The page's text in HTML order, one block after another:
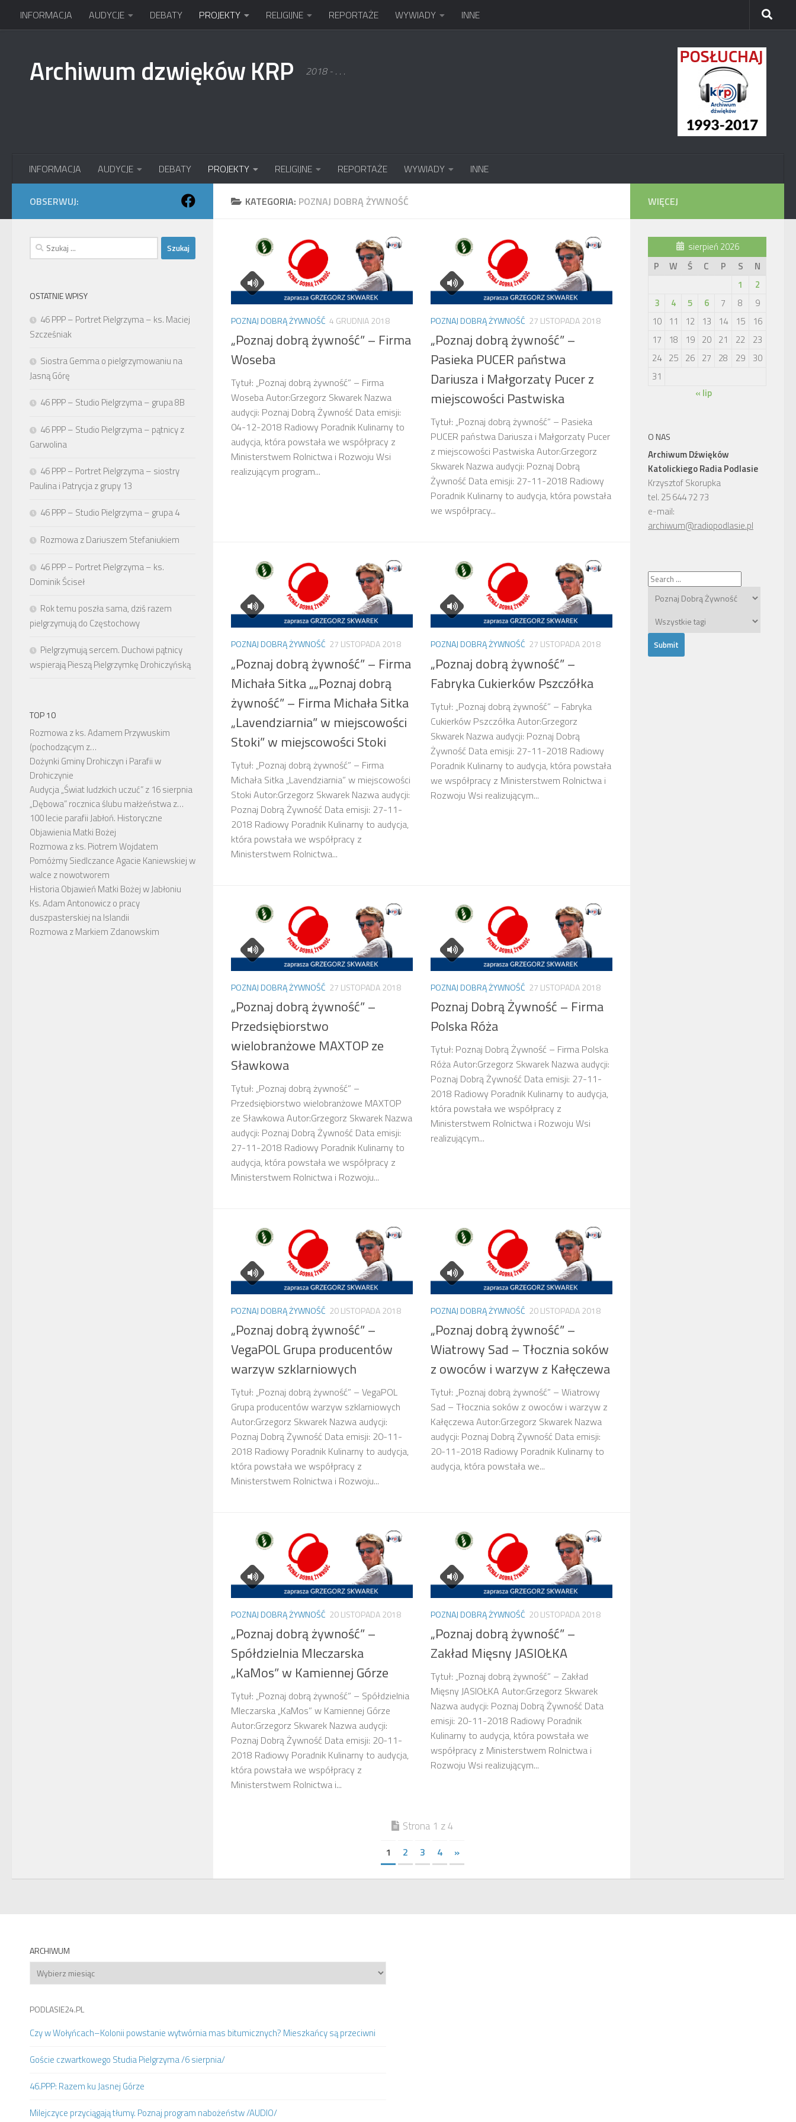
Przejdź do treści
INFORMACJA AUDYCJE DEBATY PROJEKTY RELIGIJNE REPORTAŻE WYWIADY INNE
Archiwum dzwięków KRP 2018 - . . .
INFORMACJA AUDYCJE DEBATY PROJEKTY RELIGIJNE REPORTAŻE WYWIADY INNE
KATEGORIA: POZNAJ DOBRĄ ŻYWNOŚĆ
POZNAJ DOBRĄ ŻYWNOŚĆ 4 GRUDNIA 2018
„Poznaj dobrą żywność” – Firma
Woseba
Tytuł: „Poznaj dobrą żywność” – Firma
Woseba Autor:Grzegorz Skwarek Nazwa
audycji: Poznaj Dobrą Żywność Data emisji:
04-12-2018 Radiowy Poradnik Kulinarny to
audycja, która powstała we współpracy z
Ministerstwem Rolnictwa i Rozwoju Wsi
realizującym program...
POZNAJ DOBRĄ ŻYWNOŚĆ 27 LISTOPADA 2018
„Poznaj dobrą żywność” –
Pasieka PUCER państwa
Dariusza i Małgorzaty Pucer z
miejscowości Pastwiska
Tytuł: „Poznaj dobrą żywność” – Pasieka
PUCER państwa Dariusza i Małgorzaty Pucer
z miejscowości Pastwiska Autor:Grzegorz
Skwarek Nazwa audycji: Poznaj Dobrą
Żywność Data emisji: 27-11-2018 Radiowy
Poradnik Kulinarny to audycja, która powstała
we współpracy...
POZNAJ DOBRĄ ŻYWNOŚĆ 27 LISTOPADA 2018
„Poznaj dobrą żywność” – Firma
Michała Sitka „„Poznaj dobrą
żywność” – Firma Michała Sitka
„Lavendziarnia” w miejscowości
Stoki” w miejscowości Stoki
Tytuł: „Poznaj dobrą żywność” – Firma
Michała Sitka „Lavendziarnia” w miejscowości
Stoki Autor:Grzegorz Skwarek Nazwa audycji:
Poznaj Dobrą Żywność Data emisji: 27-11-
2018 Radiowy Poradnik Kulinarny to audycja,
która powstała we współpracy z
Ministerstwem Rolnictwa...
POZNAJ DOBRĄ ŻYWNOŚĆ 27 LISTOPADA 2018
„Poznaj dobrą żywność” –
Fabryka Cukierków Pszczółka
Tytuł: „Poznaj dobrą żywność” – Fabryka
Cukierków Pszczółka Autor:Grzegorz
Skwarek Nazwa audycji: Poznaj Dobrą
Żywność Data emisji: 27-11-2018 Radiowy
Poradnik Kulinarny to audycja, która powstała
we współpracy z Ministerstwem Rolnictwa i
Rozwoju Wsi realizującym...
POZNAJ DOBRĄ ŻYWNOŚĆ 27 LISTOPADA 2018
„Poznaj dobrą żywność” –
Przedsiębiorstwo
wielobranżowe MAXTOP ze
Sławkowa
Tytuł: „Poznaj dobrą żywność” –
Przedsiębiorstwo wielobranżowe MAXTOP
ze Sławkowa Autor:Grzegorz Skwarek Nazwa
audycji: Poznaj Dobrą Żywność Data emisji:
27-11-2018 Radiowy Poradnik Kulinarny to
audycja, która powstała we współpracy z
Ministerstwem Rolnictwa i Rozwoju...
POZNAJ DOBRĄ ŻYWNOŚĆ 27 LISTOPADA 2018
Poznaj Dobrą Żywność – Firma
Polska Róża
Tytuł: Poznaj Dobrą Żywność – Firma Polska
Róża Autor:Grzegorz Skwarek Nazwa audycji:
Poznaj Dobrą Żywność Data emisji: 27-11-
2018 Radiowy Poradnik Kulinarny to audycja,
która powstała we współpracy z
Ministerstwem Rolnictwa i Rozwoju Wsi
realizującym...
POZNAJ DOBRĄ ŻYWNOŚĆ 20 LISTOPADA 2018
„Poznaj dobrą żywność” –
VegaPOL Grupa producentów
warzyw szklarniowych
Tytuł: „Poznaj dobrą żywność” – VegaPOL
Grupa producentów warzyw szklarniowych
Autor:Grzegorz Skwarek Nazwa audycji:
Poznaj Dobrą Żywność Data emisji: 20-11-
2018 Radiowy Poradnik Kulinarny to audycja,
która powstała we współpracy z
Ministerstwem Rolnictwa i Rozwoju...
POZNAJ DOBRĄ ŻYWNOŚĆ 20 LISTOPADA 2018
„Poznaj dobrą żywność” –
Wiatrowy Sad – Tłocznia soków
z owoców i warzyw z Kałęczewa
Tytuł: „Poznaj dobrą żywność” – Wiatrowy
Sad – Tłocznia soków z owoców i warzyw z
Kałęczewa Autor:Grzegorz Skwarek Nazwa
audycji: Poznaj Dobrą Żywność Data emisji:
20-11-2018 Radiowy Poradnik Kulinarny to
audycja, która powstała we...
POZNAJ DOBRĄ ŻYWNOŚĆ 20 LISTOPADA 2018
„Poznaj dobrą żywność” –
Spółdzielnia Mleczarska
„KaMos” w Kamiennej Górze
Tytuł: „Poznaj dobrą żywność” – Spółdzielnia
Mleczarska „KaMos” w Kamiennej Górze
Autor:Grzegorz Skwarek Nazwa audycji:
Poznaj Dobrą Żywność Data emisji: 20-11-
2018 Radiowy Poradnik Kulinarny to audycja,
która powstała we współpracy z
Ministerstwem Rolnictwa i...
POZNAJ DOBRĄ ŻYWNOŚĆ 20 LISTOPADA 2018
„Poznaj dobrą żywność” –
Zakład Mięsny JASIOŁKA
Tytuł: „Poznaj dobrą żywność” – Zakład
Mięsny JASIOŁKA Autor:Grzegorz Skwarek
Nazwa audycji: Poznaj Dobrą Żywność Data
emisji: 20-11-2018 Radiowy Poradnik
Kulinarny to audycja, która powstała we
współpracy z Ministerstwem Rolnictwa i
Rozwoju Wsi realizującym...
Strona 1 z 4
1 2 3 4 »
OBSERWUJ:
Szukaj:
OSTATNIE WPISY
46 PPP – Portret Pielgrzyma – ks. Maciej
Szcześniak
Siostra Gemma o pielgrzymowaniu na
Jasną Górę
46 PPP – Studio Pielgrzyma – grupa 8B
46 PPP – Studio Pielgrzyma – pątnicy z
Garwolina
46 PPP – Portret Pielgrzyma – siostry
Paulina i Patrycja z grupy 13
46 PPP – Studio Pielgrzyma – grupa 4
Rozmowa z Dariuszem Stefaniukiem
46 PPP – Portret Pielgrzyma – ks.
Dominik Ściseł
Rok temu poszła sama, dziś razem
pielgrzymują do Częstochowy
Pielgrzymują sercem. Duchowi pątnicy
wspierają Pieszą Pielgrzymkę Drohiczyńską
TOP 10
Rozmowa z ks. Adamem Przywuskim
(pochodzącym z…
Dożynki Gminy Drohiczyn i Parafii w
Drohiczynie
Audycja „Świat ludzkich uczuć” z 16 sierpnia
„Dębowa” rocznica ślubu małżeństwa z…
100 lecie parafii Jabłoń. Historyczne
Objawienia Matki Bożej
Rozmowa z ks. Piotrem Wojdatem
Pomóżmy Siedlczance Agacie Kaniewskiej w
walce z nowotworem
Historia Objawień Matki Bożej w Jabłoniu
Ks. Adam Antonowicz o pracy
duszpasterskiej na Islandii
Rozmowa z Markiem Zdanowskim
WIĘCEJ
sierpień 2026
P
W Ś C P S
N
1
2
3
4 5 6 7 8
9
10
11 12 13 14 15
16
17
18 19 20 21 22
23
24 25 26 27 28 29
30
31
« lip
O NAS
Archiwum Dźwięków
Katolickiego Radia Podlasie
Krzysztof Skorupka
tel. 25 644 72 73
e-mail:
archiwum@radiopodlasie.pl
ARCHIWUM
Archiwum
PODLASIE24.PL
Czy w Wołyńcach–Kolonii powstanie wytwórnia mas bitumicznych? Mieszkańcy są przeciwni
Goście czwartkowego Studia Pielgrzyma /6 sierpnia/
46.PPP: Razem ku Jasnej Górze
Milejczyce przyciągają tłumy. Poznaj program nabożeństw /AUDIO/